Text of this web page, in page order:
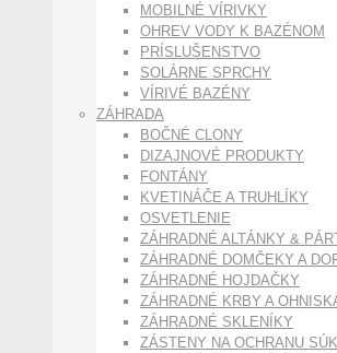
MOBILNÉ VÍRIVKY
OHREV VODY K BAZÉNOM
PRÍSLUŠENSTVO
SOLÁRNE SPRCHY
VÍRIVÉ BAZÉNY
ZÁHRADA
BOČNÉ CLONY
DIZAJNOVÉ PRODUKTY
FONTÁNY
KVETINÁČE A TRUHLÍKY
OSVETLENIE
ZÁHRADNÉ ALTÁNKY &
ZÁHRADNÉ DOMČEKY A
ZÁHRADNÉ HOJDAČKY
ZÁHRADNÉ KRBY A
ZÁHRADNÉ SKLENÍKY
ZÁSTENY NA OCHRANU